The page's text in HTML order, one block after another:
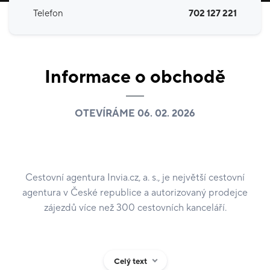
Telefon
702 127 221
Informace o obchodě
OTEVÍRÁME 06. 02. 2026
Cestovní agentura Invia.cz, a. s., je největší cestovní
agentura v České republice a autorizovaný prodejce
zájezdů více než 300 cestovních kanceláří.
Celý text